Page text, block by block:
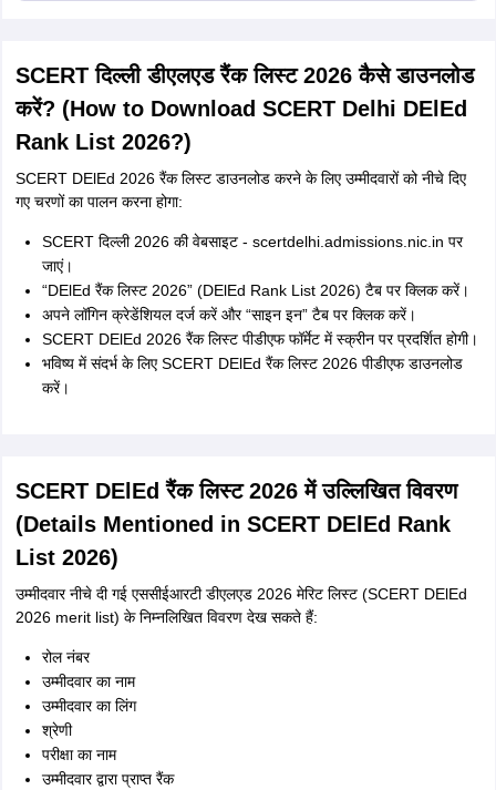
SCERT दिल्ली डीएलएड रैंक लिस्ट 2026 कैसे डाउनलोड
करें? (How to Download SCERT Delhi DElEd
Rank List 2026?)
SCERT DElEd 2026 रैंक लिस्ट डाउनलोड करने के लिए उम्मीदवारों को नीचे दिए
गए चरणों का पालन करना होगा:
SCERT दिल्ली 2026 की वेबसाइट - scertdelhi.admissions.nic.in पर
जाएं।
“DElEd रैंक लिस्ट 2026” (DElEd Rank List 2026) टैब पर क्लिक करें।
अपने लॉगिन क्रेडेंशियल दर्ज करें और “साइन इन” टैब पर क्लिक करें।
SCERT DElEd 2026 रैंक लिस्ट पीडीएफ फॉर्मेट में स्क्रीन पर प्रदर्शित होगी।
भविष्य में संदर्भ के लिए SCERT DElEd रैंक लिस्ट 2026 पीडीएफ डाउनलोड
करें।
SCERT DElEd रैंक लिस्ट 2026 में उल्लिखित विवरण
(Details Mentioned in SCERT DElEd Rank
List 2026)
उम्मीदवार नीचे दी गई एससीईआरटी डीएलएड 2026 मेरिट लिस्ट (SCERT DElEd
2026 merit list) के निम्नलिखित विवरण देख सकते हैं:
रोल नंबर
उम्मीदवार का नाम
उम्मीदवार का लिंग
श्रेणी
परीक्षा का नाम
उम्मीदवार द्वारा प्राप्त रैंक